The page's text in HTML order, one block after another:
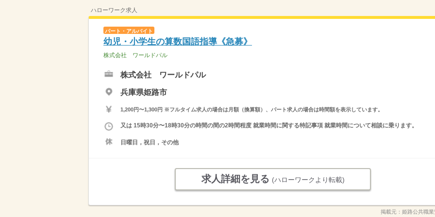
ハローワーク求人
パート・アルバイト
幼児・小学生の算数国語指導《急募》
株式会社 ワールドパル
株式会社 ワールドパル
兵庫県姫路市
1,200円〜1,300円 ※フルタイム求人の場合は月額（換算額）、パート求人の場合は時間額を表示しています。
又は 15時30分〜18時30分の時間の間の2時間程度 就業時間に関する特記事項 就業時間について相談に乗ります。
日曜日，祝日，その他
求人詳細を見る (ハローワークより転載)
掲載元： 姫路公共職